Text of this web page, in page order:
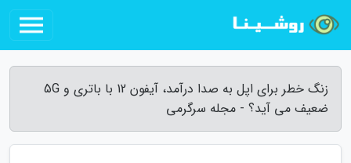
زنگ خطر برای اپل به صدا درآمد، آیفون 12 با باتری و 5G
ضعیف می آید؟ - مجله سرگرمی